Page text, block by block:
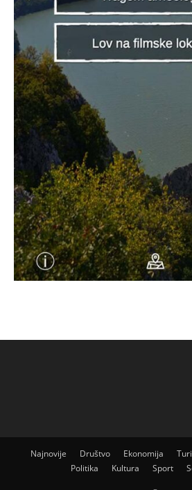
Najnovije Društvo Ekonomija
Politika
Kultura Sport